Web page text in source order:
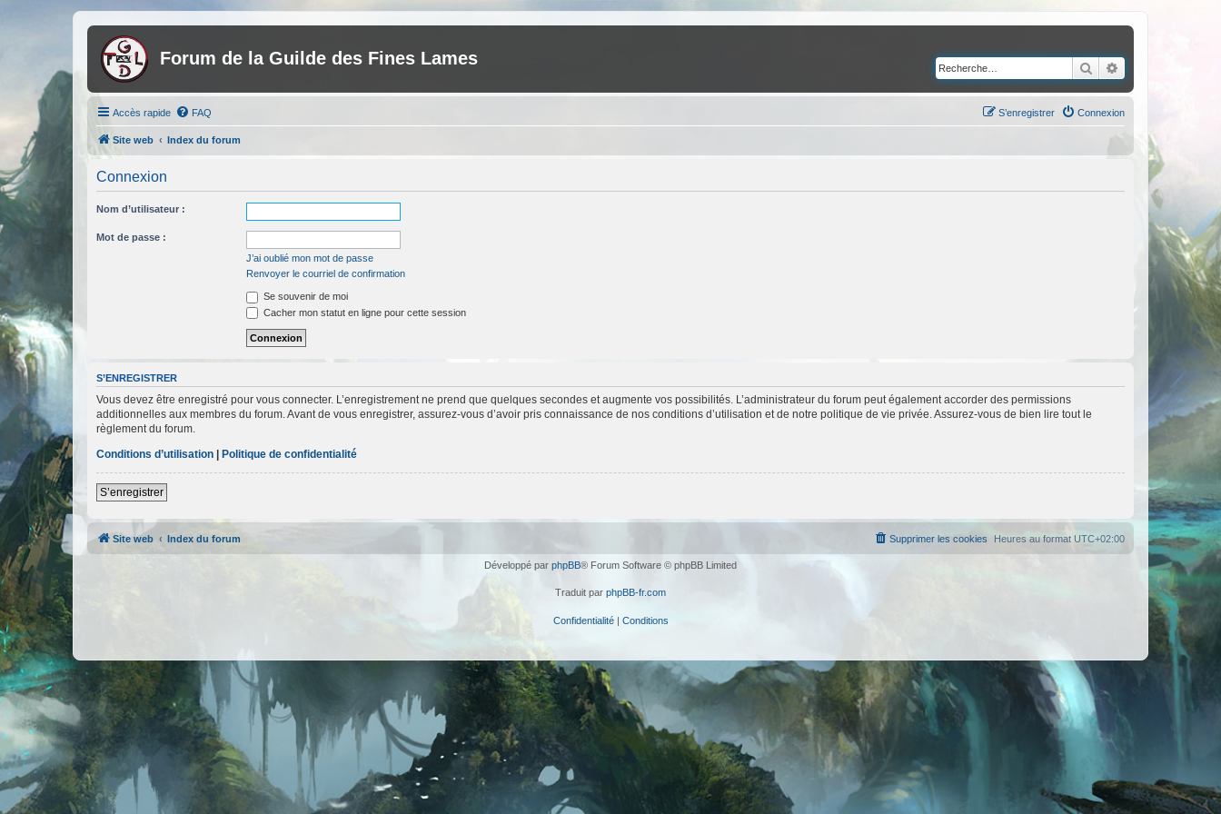
Forum de la Guilde des Fines Lames Rechercher
Accès rapide FAQ Connexion
S’enregistrer
Site web Index du forum
Connexion
Nom d’utilisateur :
Mot de passe :
J’ai oublié mon mot de passe
Renvoyer le courriel de confirmation
Se souvenir de moi
Cacher mon statut en ligne pour cette session
S’ENREGISTRER
Vous devez être enregistré pour vous connecter. L’enregistrement ne prend que quelques secondes et augmente vos possibilités. L’administrateur du forum peut également accorder des permissions
additionnelles aux membres du forum. Avant de vous enregistrer, assurez-vous d’avoir pris connaissance de nos conditions d’utilisation et de notre politique de vie privée. Assurez-vous de bien lire tout le
règlement du forum.
Conditions d’utilisation | Politique de confidentialité
S’enregistrer
Site web Index du forum Heures au format UTC+02:00
Supprimer les cookies
Développé par phpBB® Forum Software © phpBB Limited
Traduit par phpBB-fr.com
Confidentialité| Conditions